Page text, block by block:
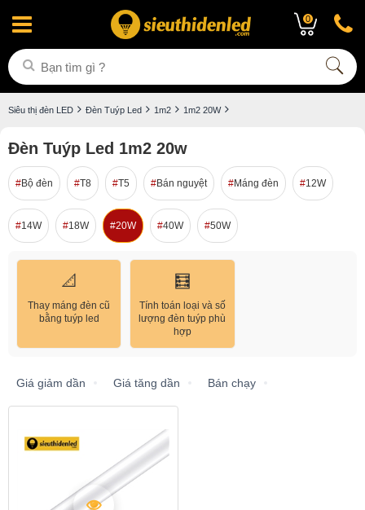
0
Siêu thị đèn LED Đèn Tuýp Led 1m2 1m2 20W
Đèn Tuýp Led 1m2 20w
Bộ đèn T8 T5 Bán nguyệt Máng đèn 12W
14W 18W 20W 40W 50W
📐
Thay máng đèn cũ
bằng tuýp led
🧮
Tính toán loại và số
lượng đèn tuýp phù
hợp
Giá giảm dần Giá tăng dần Bán chạy